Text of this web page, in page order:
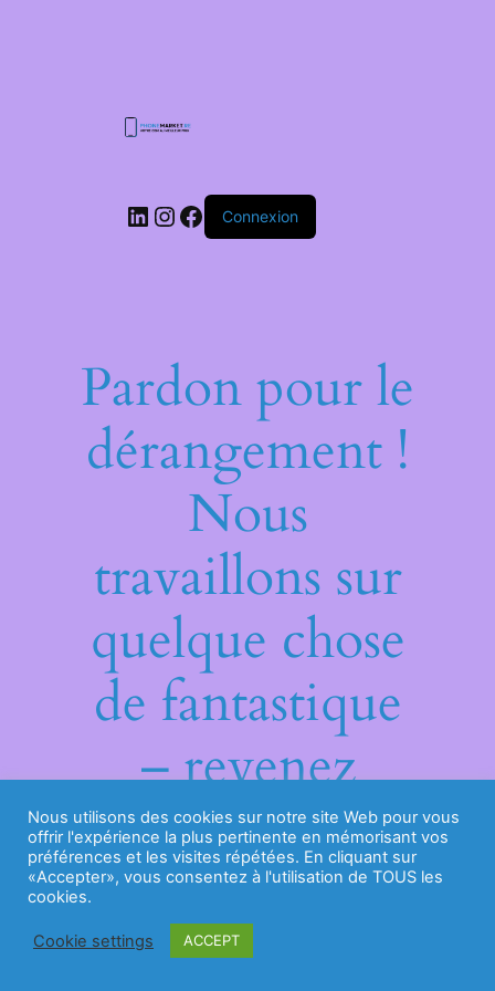
Connexion
Pardon pour le
dérangement !
Nous
travaillons sur
quelque chose
de fantastique
– revenez
bientôt !
Nous utilisons des cookies sur notre site Web pour vous
offrir l'expérience la plus pertinente en mémorisant vos
préférences et les visites répétées. En cliquant sur
«Accepter», vous consentez à l'utilisation de TOUS les
cookies.
Cookie settings ACCEPT